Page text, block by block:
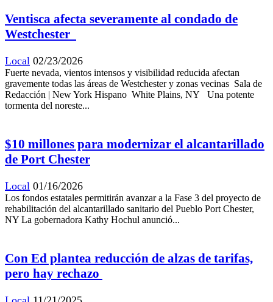
Ventisca afecta severamente al condado de
Westchester
Local 02/23/2026
Fuerte nevada, vientos intensos y visibilidad reducida afectan
gravemente todas las áreas de Westchester y zonas vecinas Sala de
Redacción | New York Hispano White Plains, NY Una potente
tormenta del noreste...
$10 millones para modernizar el alcantarillado
de Port Chester
Local 01/16/2026
Los fondos estatales permitirán avanzar a la Fase 3 del proyecto de
rehabilitación del alcantarillado sanitario del Pueblo Port Chester,
NY La gobernadora Kathy Hochul anunció...
Con Ed plantea reducción de alzas de tarifas,
pero hay rechazo